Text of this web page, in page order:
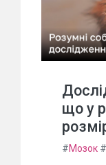
що у
#Мозок #